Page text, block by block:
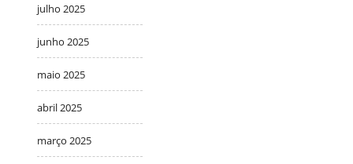
julho 2025
junho 2025
maio 2025
abril 2025
março 2025